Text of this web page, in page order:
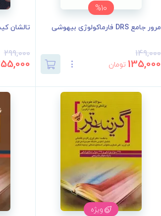
%10
مرور جامع DRS فارماکولوژی بیهوشی
149,000
135,000 تومان
تالشان
299,000
ویژه